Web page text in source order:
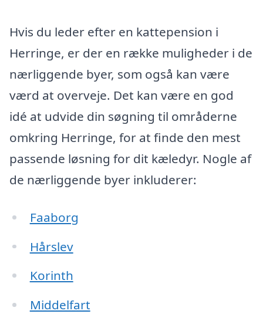
Hvis du leder efter en kattepension i
Herringe, er der en række muligheder i de
nærliggende byer, som også kan være
værd at overveje. Det kan være en god
idé at udvide din søgning til områderne
omkring Herringe, for at finde den mest
passende løsning for dit kæledyr. Nogle af
de nærliggende byer inkluderer:
Faaborg
Hårslev
Korinth
Middelfart